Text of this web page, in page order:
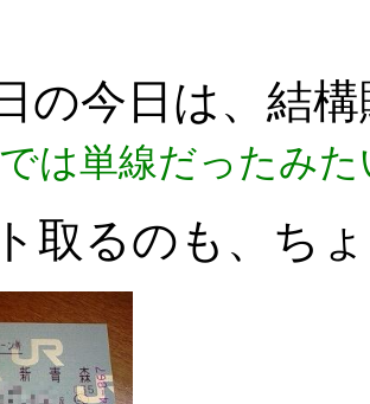
の今日は、結
は単線だったみた
取るのも、ち